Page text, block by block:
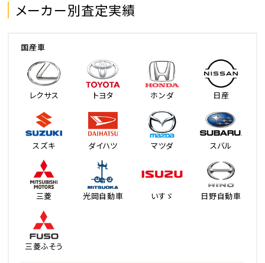
メーカー別査定実績
国産車
レクサス トヨタ ホンダ 日産
スズキ ダイハツ マツダ スバル
三菱 光岡自動車 いすゞ 日野自動車
三菱ふそう